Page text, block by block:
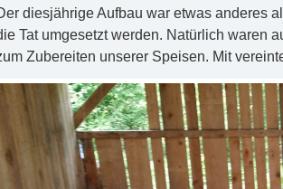
diesjährige Aufbau war etwas anderes
Tat umgesetzt werden. Natürlich waren
Zubereiten unserer Speisen. Mit